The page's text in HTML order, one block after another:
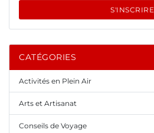
S'INSCRIRE
CATÉGORIES
Activités en Plein Air
Arts et Artisanat
Conseils de Voyage